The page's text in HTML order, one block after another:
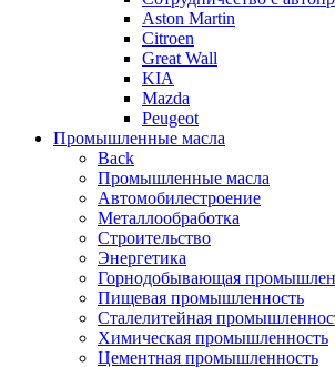
Aston Martin
Citroen
Great Wall
KIA
Mazda
Peugeot
Промышленные масла
Back
Промышленные масла
Автомобилестроение
Металлообработка
Строительство
Энергетика
Горнодобывающая
Пищевая промышленность
Сталелитейная
Химическая промышленность
Цементная промышленность